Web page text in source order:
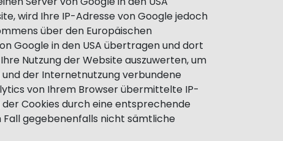
wird Ihre IP-Adresse von Google jedoch
über den Europäischen
Google in den USA übertragen und dort
Nutzung der Website auszuwerten, um
der Internetnutzung verbundene
von Ihrem Browser übermittelte IP-
Cookies durch eine entsprechende
Fall gegebenenfalls nicht sämtliche